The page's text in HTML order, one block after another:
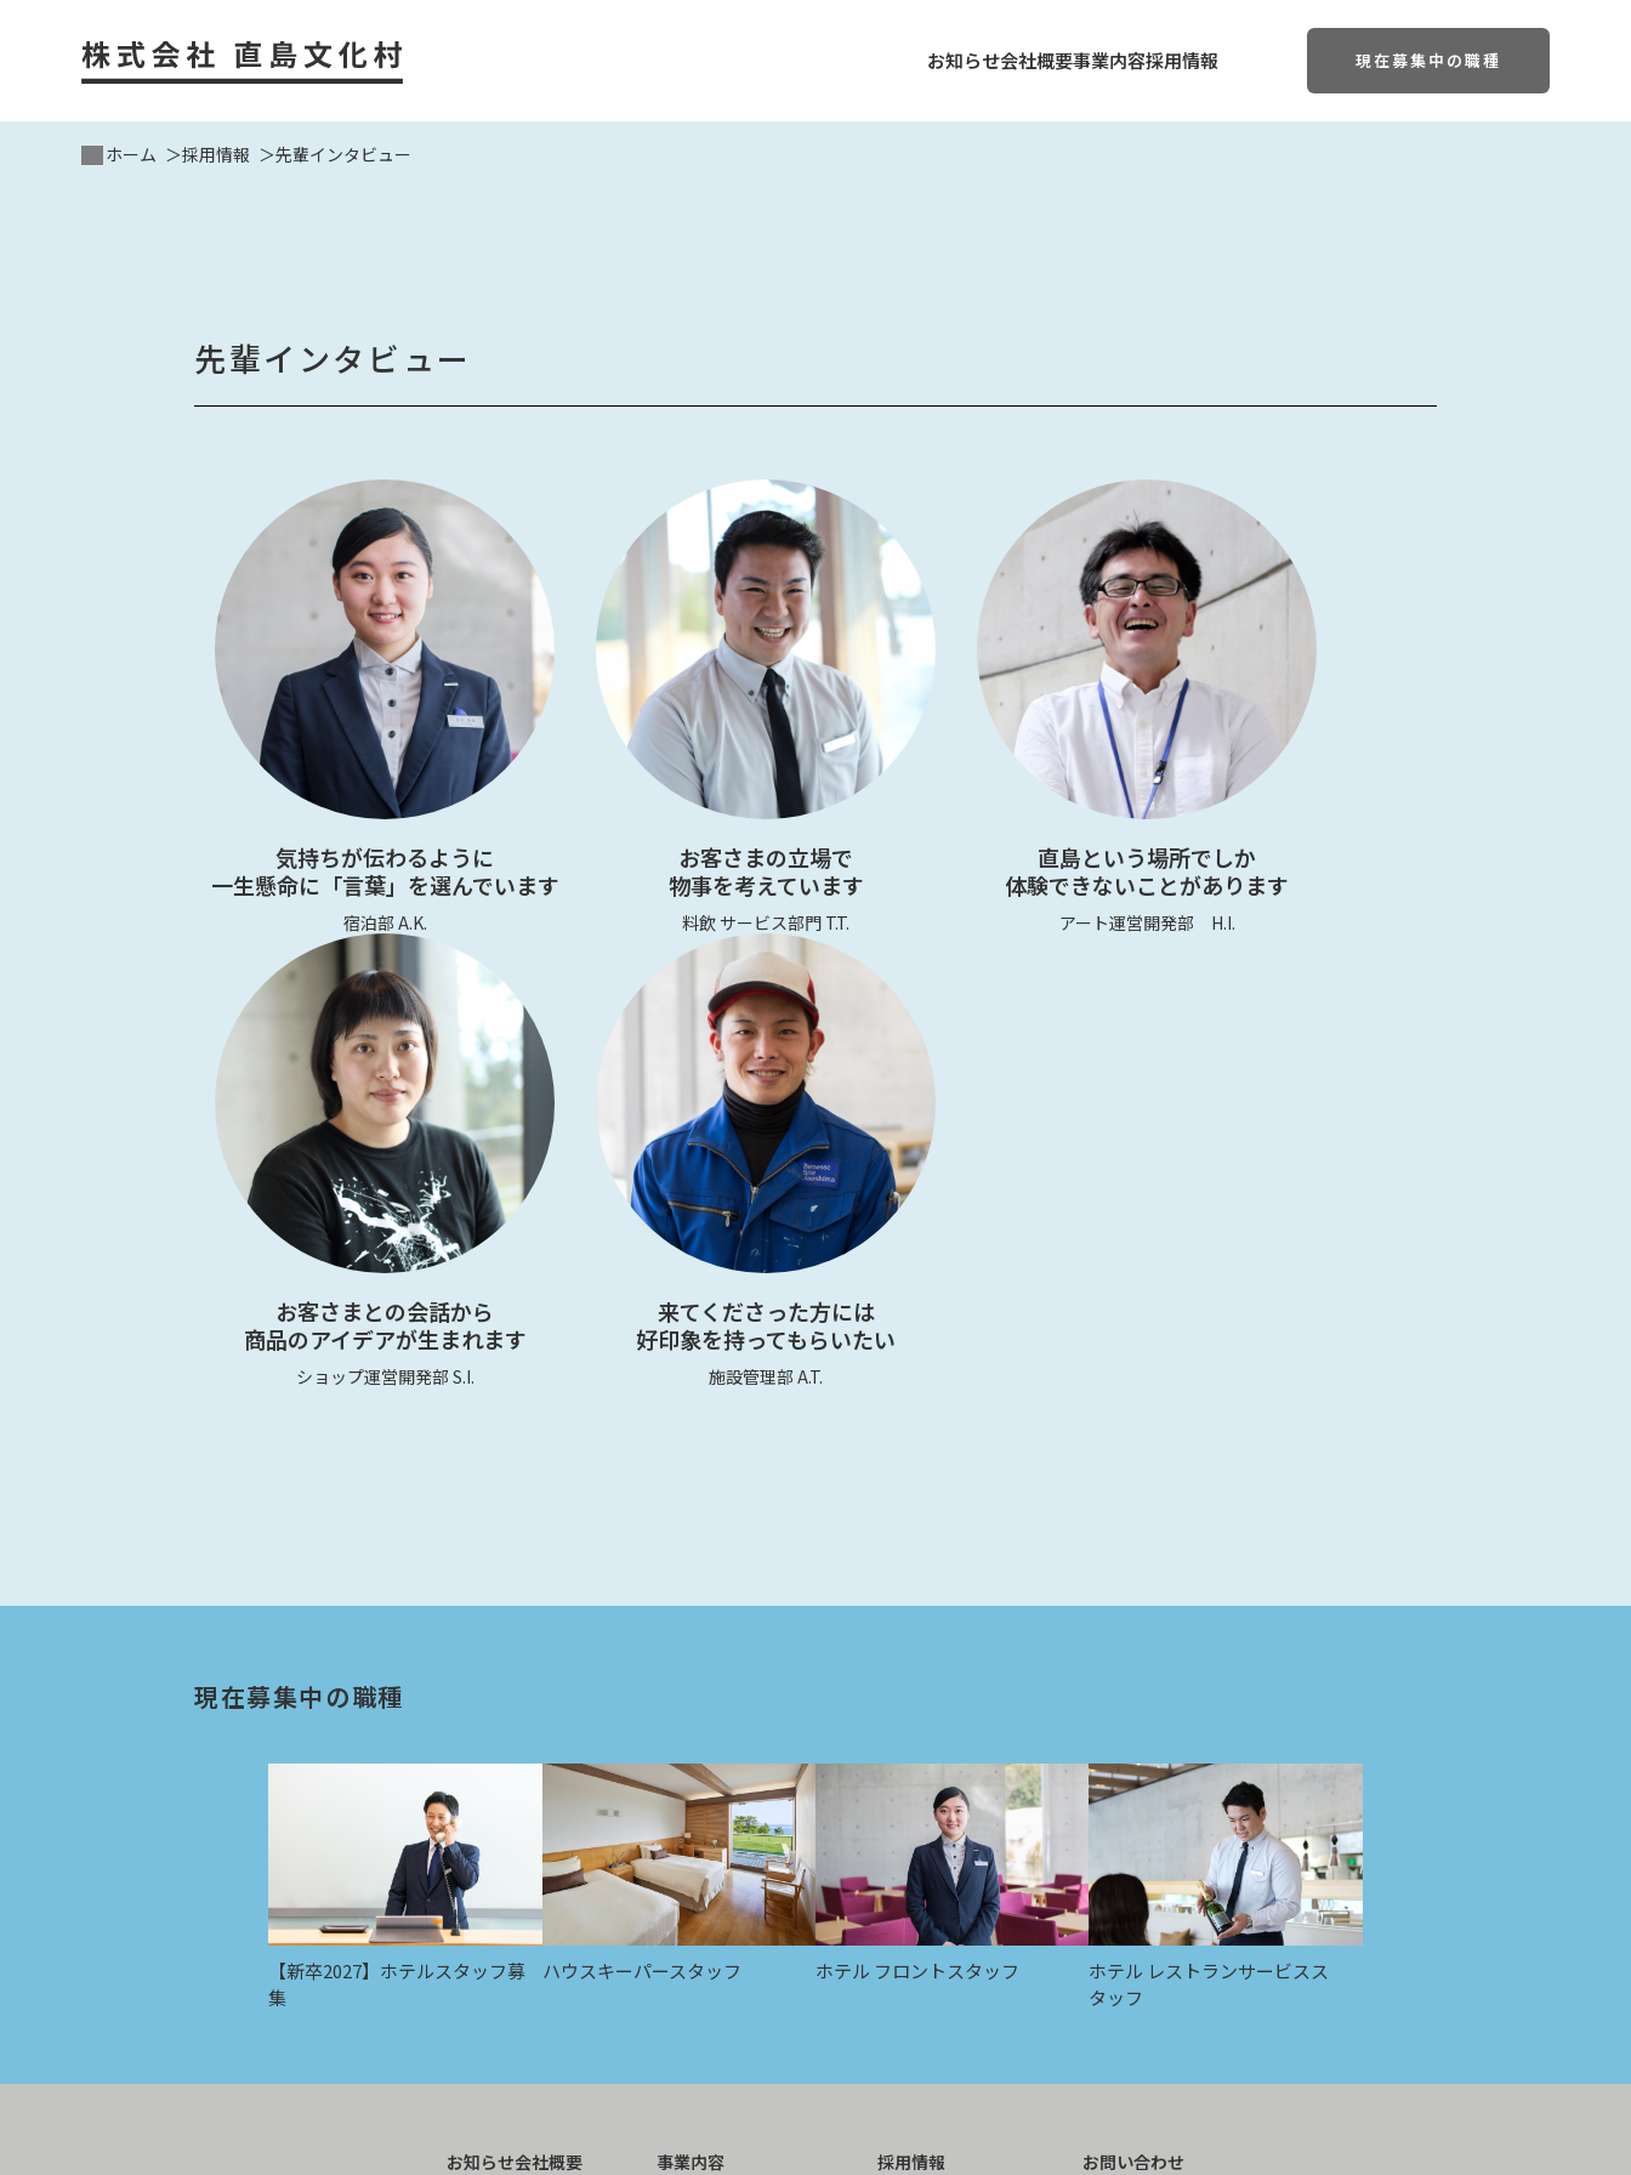
現在募集中の職種
お知らせ会社概要
代表よりご挨拶
事業内容
宿泊事業
採用情報
新卒採用情報
先輩インタビュー
よくある質問
ホーム 採用情報 先輩インタビュー
先輩インタビュー
気持ちが伝わるように
一生懸命に「言葉」を選んでいます
宿泊部 A.K.
お客さまの立場で
物事を考えています
料飲 サービス部門 T.T.
直島という場所でしか
体験できないことがあります
アート運営開発部 H.I.
お客さまとの会話から
商品のアイデアが生まれます
ショップ運営開発部 S.I.
来てくださった方には
好印象を持ってもらいたい
施設管理部 A.T.
現在募集中の職種
【新卒2027】ホテルスタッフ募
集
ハウスキーパースタッフ ホテル フロントスタッフ
ホテル レストランサービスス
タッフ
お知らせ会社概要 事業内容 採用情報 お問い合わせ